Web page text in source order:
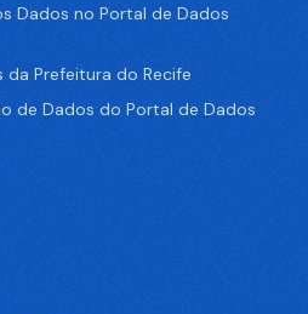
Dados no Portal de Dados
Prefeitura do Recife
de Dados do Portal de Dados